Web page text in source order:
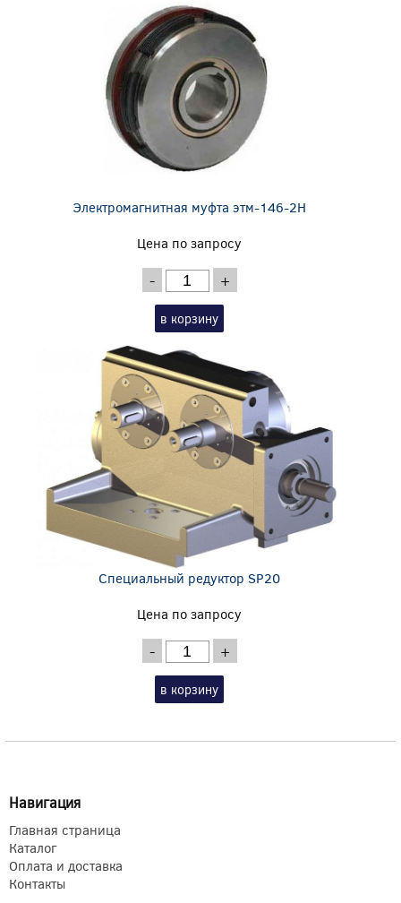
Электромагнитная муфта этм-146-2Н
Цена по запросу
- +
в корзину
Специальный редуктор SP20
Цена по запросу
- +
в корзину
Навигация
Главная страница
Каталог
Оплата и доставка
Контакты